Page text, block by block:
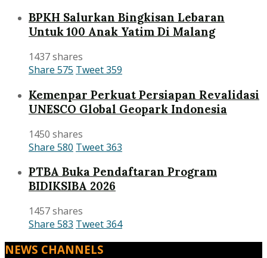
BPKH Salurkan Bingkisan Lebaran
Untuk 100 Anak Yatim Di Malang
1437 shares
Share 575 Tweet359
Kemenpar Perkuat Persiapan Revalidasi
UNESCO Global Geopark Indonesia
1450 shares
Share 580 Tweet363
PTBA Buka Pendaftaran Program
BIDIKSIBA 2026
1457 shares
Share 583 Tweet364
NEWS CHANNELS